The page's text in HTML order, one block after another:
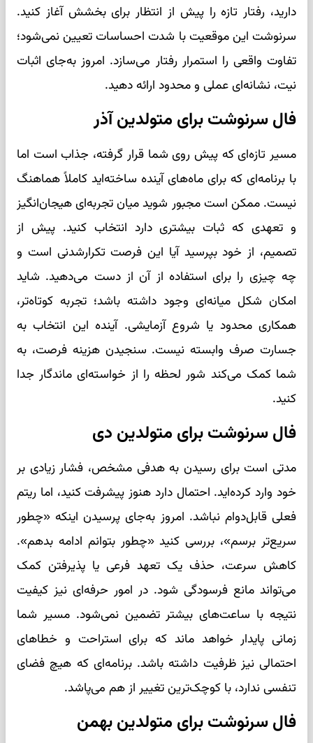
دارید، رفتار تازه را پیش از انتظار برای بخشش آغاز کنید.
سرنوشت این موقعیت با شدت احساسات تعیین نمی‌شود؛
تفاوت واقعی را استمرار رفتار می‌سازد. امروز به‌جای اثبات
نیت، نشانه‌ای عملی و محدود ارائه دهید.
فال سرنوشت برای متولدین آذر
مسیر تازه‌ای که پیش روی شما قرار گرفته، جذاب است اما
با برنامه‌ای که برای ماه‌های آینده ساخته‌اید کاملاً هماهنگ
نیست. ممکن است مجبور شوید میان تجربه‌ای هیجان‌انگیز
و تعهدی که ثبات بیشتری دارد انتخاب کنید. پیش از
تصمیم، از خود بپرسید آیا این فرصت تکرارشدنی است و
چه چیزی را برای استفاده از آن از دست می‌دهید. شاید
امکان شکل میانه‌ای وجود داشته باشد؛ تجربه کوتاه‌تر،
همکاری محدود یا شروع آزمایشی. آینده این انتخاب به
جسارت صرف وابسته نیست. سنجیدن هزینه فرصت، به
شما کمک می‌کند شور لحظه را از خواسته‌ای ماندگار جدا
کنید.
فال سرنوشت برای متولدین دی
مدتی است برای رسیدن به هدفی مشخص، فشار زیادی بر
خود وارد کرده‌اید. احتمال دارد هنوز پیشرفت کنید، اما ریتم
فعلی قابل‌دوام نباشد. امروز به‌جای پرسیدن اینکه «چطور
سریع‌تر برسم»، بررسی کنید «چطور بتوانم ادامه بدهم».
کاهش سرعت، حذف یک تعهد فرعی یا پذیرفتن کمک
می‌تواند مانع فرسودگی شود. در امور حرفه‌ای نیز کیفیت
نتیجه با ساعت‌های بیشتر تضمین نمی‌شود. مسیر شما
زمانی پایدار خواهد ماند که برای استراحت و خطاهای
احتمالی نیز ظرفیت داشته باشد. برنامه‌ای که هیچ فضای
تنفسی ندارد، با کوچک‌ترین تغییر از هم می‌پاشد.
فال سرنوشت برای متولدین بهمن